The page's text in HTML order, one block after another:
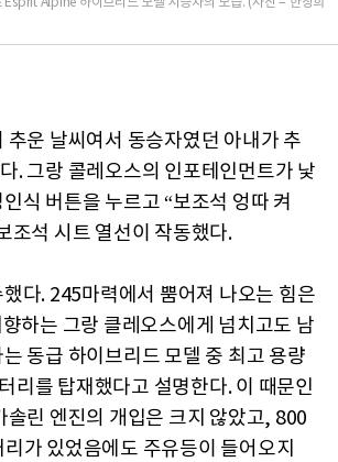
추운 날씨여서 동승자였던 아내가 추
. 그랑 콜레오스의 인포테인먼트가 낯
식 버튼을 누르고 “보조석 엉따 켜
조석 시트 열선이 작동했다.
다. 245마력에서 뿜어져 나오는 힘은
하는 그랑 클레오스에게 넘치고도 남
동급 하이브리드 모델 중 최고 용량
리를 탑재했다고 설명한다. 이 때문인
솔린 엔진의 개입은 크지 않았고, 800
가 있었음에도 주유등이 들어오지